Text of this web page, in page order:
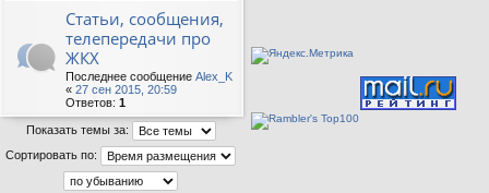
Статьи, сообщения,
телепередачи про
ЖКХ
Последнее сообщение Alex_K
« 27 сен 2015, 20:59
Ответов: 1
Показать темы за:
Сортировать по: